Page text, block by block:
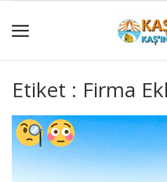
GÜNCEL
YÖRESEL
HABERLER
Etiket : Firma